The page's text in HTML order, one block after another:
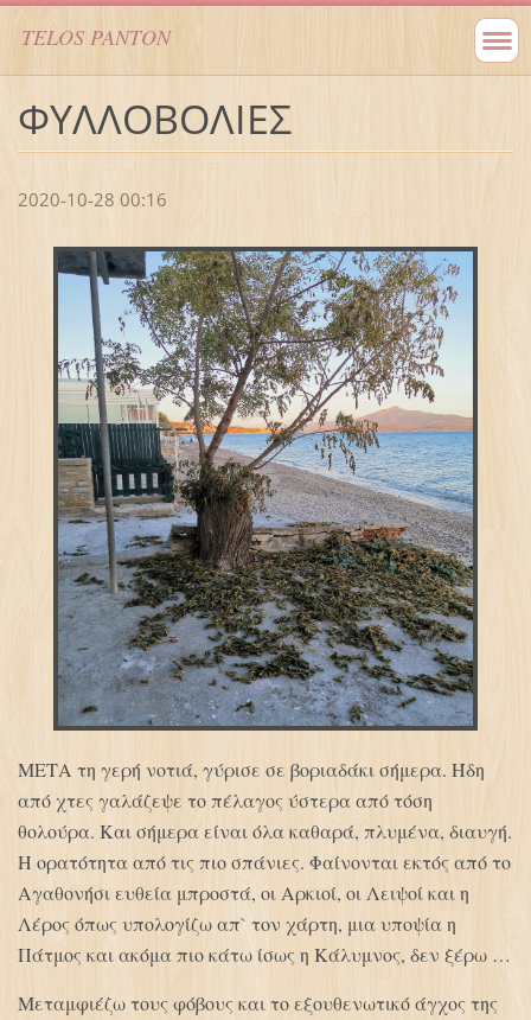
TELOS PANTON
ΦΥΛΛΟΒΟΛΙΕΣ
2020-10-28 00:16
ΜΕΤΑ τη γερή νοτιά, γύρισε σε βοριαδάκι σήμερα. Ήδη
από χτες γαλάζεψε το πέλαγος ύστερα από τόση
θολούρα. Και σήμερα είναι όλα καθαρά, πλυμένα, διαυγή.
Η ορατότητα από τις πιο σπάνιες. Φαίνονται εκτός από το
Αγαθονήσι ευθεία μπροστά, οι Αρκιοί, οι Λειψοί και η
Λέρος όπως υπολογίζω απ` τον χάρτη, μια υποψία η
Πάτμος και ακόμα πιο κάτω ίσως η Κάλυμνος, δεν ξέρω …
Μεταμφιέζω τους φόβους και το εξουθενωτικό άγχος της